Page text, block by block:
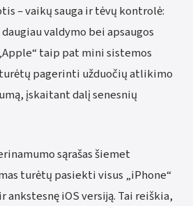
– vaikų sauga ir tėvų kontrolė:
valdymo bei apsaugos
taip pat mini sistemos
pagerinti užduočių atlikimo
įskaitant dalį senesnių
sąrašas šiemet
turėtų pasiekti visus „iPhone“
ankstesnę iOS versiją. Tai reiškia,